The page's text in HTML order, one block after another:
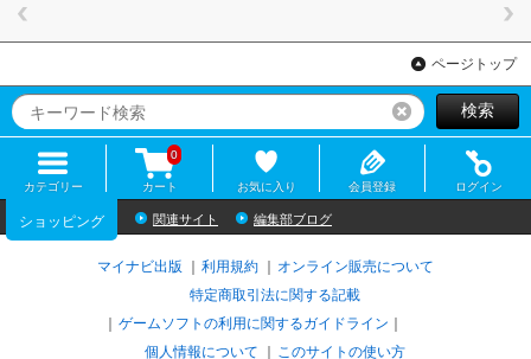
ページトップ
リセット検索
カテゴリー カート
0
お気に入り 会員登録 ログイン
ショッピング 関連サイト 編集部ブログ
マイナビ出版 利用規約
オンライン販売について
特定商取引法に関する記載
ゲームソフトの利用に関するガイドライン
個人情報について
このサイトの使い方